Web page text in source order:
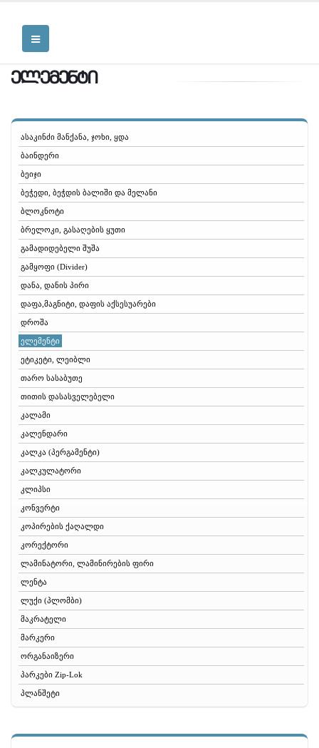
ელემენტი
ასაკინძი მანქანა, ჯოხი, ყდა
ბაინდერი
ბეიჯი
ბეჭედი, ბეჭდის ბალიში და მელანი
ბლოკნოტი
ბრელოკი, გასაღების ყუთი
გამადიდებელი შუშა
გამყოფი (Divider)
დანა, დანის პირი
დაფა,მაგნიტი, დაფის აქსესუარები
დროშა
ელემენტი
ეტიკეტი, ლეიბლი
თარო სასაბუთე
თითის დასასველებელი
კალამი
კალენდარი
კალკა (პერგამენტი)
კალკულატორი
კლიპსი
კონვერტი
კოპირების ქაღალდი
კორექტორი
ლამინატორი, ლამინირების ფირი
ლენტა
ლუქი (პლომბი)
მაკრატელი
მარკერი
ორგანაიზერი
პარკები Zip-Lok
პლანშეტი